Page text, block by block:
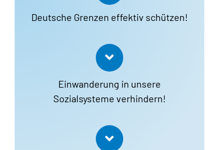
Deutsche Grenzen effektiv schützen!
Einwanderung in unsere
Sozialsysteme verhindern!